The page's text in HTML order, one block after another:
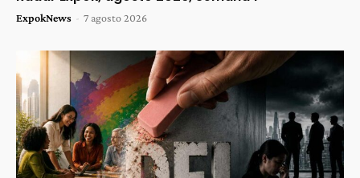
ExpokNews - 7 agosto 2026